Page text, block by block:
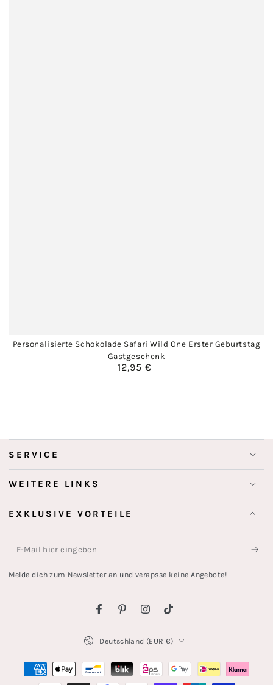
Personalisierte Schokolade Safari Wild One Erster Geburtstag
Gastgeschenk
Regulärer
12,95 €
SERVICE
WEITERE LINKS
EXKLUSIVE VORTEILE
E-
Mail
Melde dich zum Newsletter an und verapsse keine Angebote!
FacebookPinterestInstagram
TikTok
Deutschland (EUR €)
Zahlungsmöglichkeiten